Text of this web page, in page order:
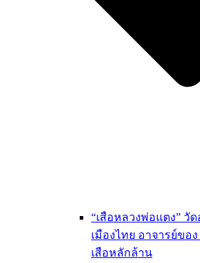
“เสือหลวงพ่อแตง” วั
เมืองไทย อาจารย์ขอ
เสือหลักล้าน